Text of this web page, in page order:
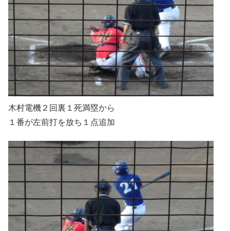
木村電機２回裏１死満塁から
１番が左前打を放ち１点追加